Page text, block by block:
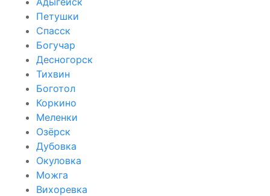
Петушки
Спасск
Богучар
Десногорск
Тихвин
Боготол
Коркино
Меленки
Озёрск
Дубовка
Окуловка
Можга
Вихоревка